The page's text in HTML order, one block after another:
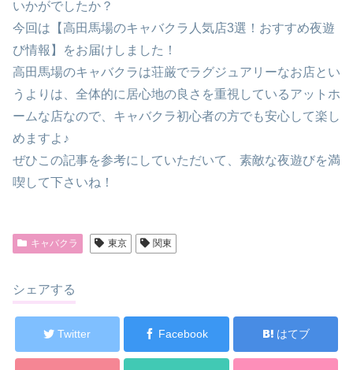
いかがでしたか？
今回は【高田馬場のキャバクラ人気店3選！おすすめ夜遊
び情報】をお届けしました！
高田馬場のキャバクラは荘厳でラグジュアリーなお店とい
うよりは、全体的に居心地の良さを重視しているアットホ
ームな店なので、キャバクラ初心者の方でも安心して楽し
めますよ♪
ぜひこの記事を参考にしていただいて、素敵な夜遊びを満
喫して下さいね！
キャバクラ 東京 関東
シェアする
Twitter Facebook はてブ